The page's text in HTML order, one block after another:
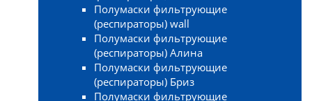
Полумаски фильтрующие
(респираторы) wall
Полумаски фильтрующие
(респираторы) Алина
Полумаски фильтрующие
(респираторы) Бриз
Полумаски фильтрующие